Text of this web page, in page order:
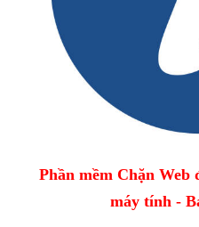
Phần mềm Chặn Web
máy tính -